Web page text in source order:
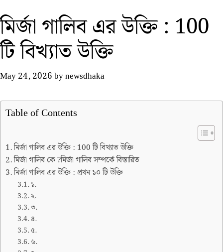
মির্জা গালিব এর উক্তি : 100
টি বিখ্যাত উক্তি
May 24, 2026bynewsdhaka
Table of Contents
মির্জা গালিব এর উক্তি : 100 টি বিখ্যাত উক্তি
মির্জা গালিব কে ?মির্জা গালিব সম্পর্কে বিস্তারিত
মির্জা গালিব এর উক্তি : প্রথম ১০ টি উক্তি
১.
২.
৩.
৪.
৫.
৬.